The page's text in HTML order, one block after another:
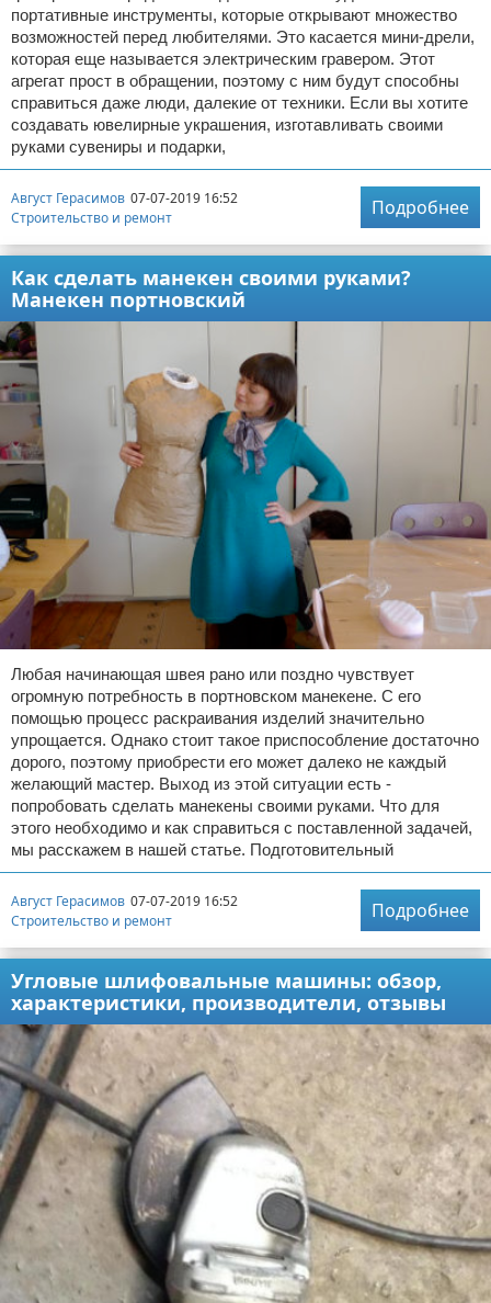
портативные инструменты, которые открывают множество
возможностей перед любителями. Это касается мини-дрели,
которая еще называется электрическим гравером. Этот
агрегат прост в обращении, поэтому с ним будут способны
справиться даже люди, далекие от техники. Если вы хотите
создавать ювелирные украшения, изготавливать своими
руками сувениры и подарки,
Август Герасимов 07-07-2019 16:52
Строительство и ремонт
Подробнее
Как сделать манекен своими руками?
Манекен портновский
Любая начинающая швея рано или поздно чувствует
огромную потребность в портновском манекене. С его
помощью процесс раскраивания изделий значительно
упрощается. Однако стоит такое приспособление достаточно
дорого, поэтому приобрести его может далеко не каждый
желающий мастер. Выход из этой ситуации есть -
попробовать сделать манекены своими руками. Что для
этого необходимо и как справиться с поставленной задачей,
мы расскажем в нашей статье. Подготовительный
Август Герасимов 07-07-2019 16:52
Строительство и ремонт
Подробнее
Угловые шлифовальные машины: обзор,
характеристики, производители, отзывы